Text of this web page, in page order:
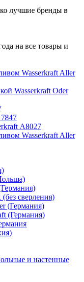
лучшие бренды в
на все товары и
Wasserkraft Aller
Wasserkraft Oder
А8027
Wasserkraft Aller
сверления)
(Германия)
(Германия)
и настенные